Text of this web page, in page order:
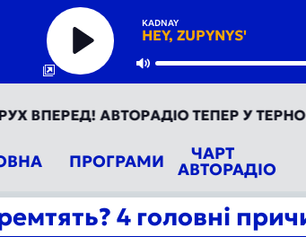
KADNAY
HEY, ZUPYNYS'
Play
Mute
АВТОРАДІО ТЕПЕР У ТЕРНОПОЛІ
ПРОГРАМИ ЧАРТ
АВТОРАДІО
4 головні